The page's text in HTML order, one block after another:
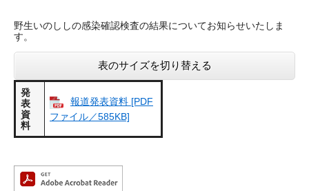
野生いのししの感染確認検査の結果についてお知らせいたしま
す。
表のサイズを切り替える
発
表
資
料
報道発表資料 [PDF
ファイル／585KB]